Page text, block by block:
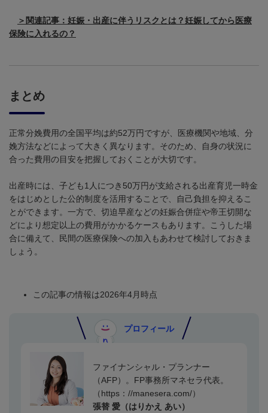
＞関連記事： 妊娠・出産に伴うリスクとは？妊娠してから医療
保険に入れるの？
まとめ
正常分娩費用の全国平均は約52万円ですが、医療機関や地域、分
娩方法などによって大きく異なります。そのため、自身の状況に
合った費用の目安を把握しておくことが大切です。
出産時には、子ども1 人につき 50万円が支給される出産育児一時金
をはじめとした公的制度を活用することで、自己負担を抑えるこ
とができます。一方で、切迫早産などの妊娠合併症や帝王切開な
どにより想定以上の費用がかかるケースもあります。こうした場
合に備えて、民間の医療保険への加入もあわせて検討しておきま
しょう。
この記事の情報は2026年4月時点
プロフィール
ファイナンシャル・プランナー
（AFP）。FP事務所マネセラ代表。
（https ： //manesera.com/）
張替 愛（はりかえ あい）